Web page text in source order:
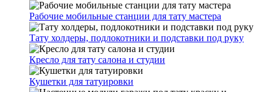
Рабочие мобильные станции для тату мастера
Тату холдеры, подлокотники и подставки под руку
Кресло для тату салона и студии
Кушетки для татуировки